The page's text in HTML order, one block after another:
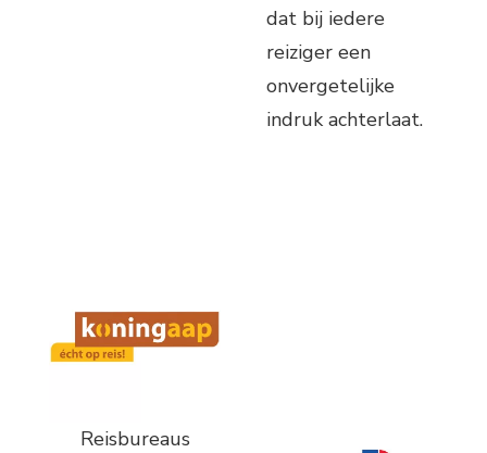
dat bij iedere
reiziger een
onvergetelijke
indruk achterlaat.
Reisbureaus